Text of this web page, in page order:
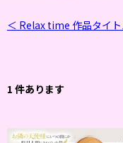
＜ Relax time 作品タイ
1 件あります